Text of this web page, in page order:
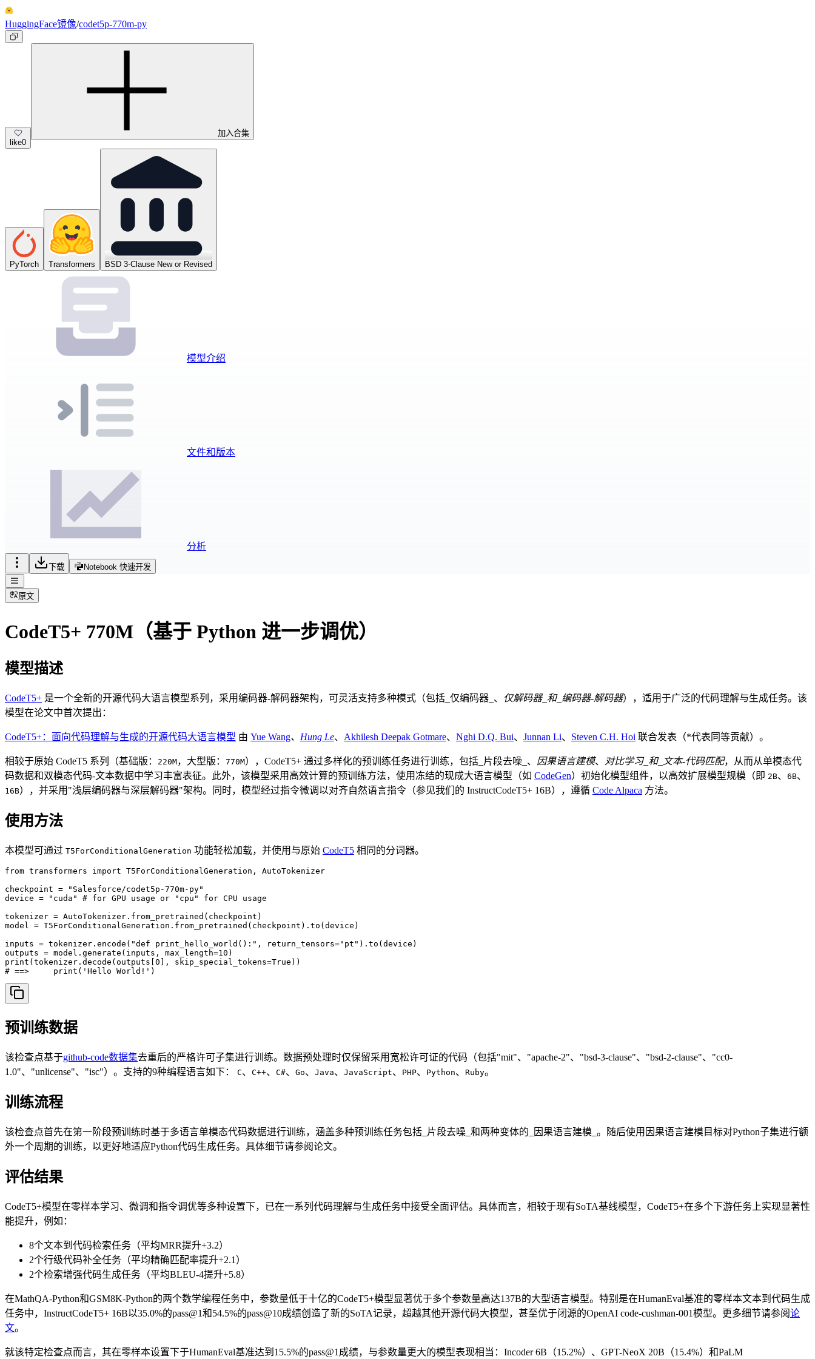
HuggingFace镜像/codet5p-770m-py
like0
加入合集
PyTorch Transformers BSD 3-Clause New or Revised
模型介绍
文件和版本
分析
下载 Notebook 快速开发
原文
CodeT5+ 770M（基于 Python 进一步调优）
模型描述
CodeT5+ 是一个全新的开源代码大语言模型系列，采用编码器-解码器架构，可灵活支持多种模式（包括_仅编码器_、 仅解码器_和_编码器-解码器），适用于广泛的代码理解与生成任务。该
模型在论文中首次提出：
CodeT5+：面向代码理解与生成的开源代码大语言模型 由 Yue Wang、 Hung Le、 Akhilesh Deepak Gotmare、 Nghi D.Q. Bui、 Junnan Li、 Steven C.H. Hoi 联合发表（*代表同等贡献）。
相较于原始 CodeT5 系列（基础版： 220M，大型版： 770M），CodeT5+ 通过多样化的预训练任务进行训练，包括_片段去噪_、 因果语言建模、 对比学习_和_文本-代码匹配，从而从单模态代
码数据和双模态代码-文本数据中学习丰富表征。此外，该模型采用高效计算的预训练方法，使用冻结的现成大语言模型（如 CodeGen）初始化模型组件，以高效扩展模型规模（即 2B、 6B、
16B），并采用"浅层编码器与深层解码器"架构。同时，模型经过指令微调以对齐自然语言指令（参见我们的 InstructCodeT5+ 16B），遵循 Code Alpaca 方法。
使用方法
本模型可通过 T5ForConditionalGeneration 功能轻松加载，并使用与原始 CodeT5 相同的分词器。
from transformers import T5ForConditionalGeneration, AutoTokenizer
checkpoint = "Salesforce/codet5p-770m-py"
device = "cuda" # for GPU usage or "cpu" for CPU usage
tokenizer = AutoTokenizer.from_pretrained(checkpoint)
model = T5ForConditionalGeneration.from_pretrained(checkpoint).to(device)
inputs = tokenizer.encode("def print_hello_world():", return_tensors="pt").to(device)
outputs = model.generate(inputs, max_length=10)
print(tokenizer.decode(outputs[0], skip_special_tokens=True))
# ==>     print('Hello World!')
预训练数据
该检查点基于github-code数据集去重后的严格许可子集进行训练。数据预处理时仅保留采用宽松许可证的代码（包括"mit"、"apache-2"、"bsd-3-clause"、"bsd-2-clause"、"cc0-
1.0"、"unlicense"、"isc"）。支持的9种编程语言如下： C、 C++、 C#、 Go、 Java、 JavaScript、 PHP、 Python、 Ruby。
训练流程
该检查点首先在第一阶段预训练时基于多语言单模态代码数据进行训练，涵盖多种预训练任务包括_片段去噪_和两种变体的_因果语言建模_。随后使用因果语言建模目标对Python子集进行额
外一个周期的训练，以更好地适应Python代码生成任务。具体细节请参阅论文。
评估结果
CodeT5+模型在零样本学习、微调和指令调优等多种设置下，已在一系列代码理解与生成任务中接受全面评估。具体而言，相较于现有SoTA基线模型，CodeT5+在多个下游任务上实现显著性
能提升，例如：
8个文本到代码检索任务（平均MRR提升+3.2）
2个行级代码补全任务（平均精确匹配率提升+2.1）
2个检索增强代码生成任务（平均BLEU-4提升+5.8）
在MathQA-Python和GSM8K-Python的两个数学编程任务中，参数量低于十亿的CodeT5+模型显著优于多个参数量高达137B的大型语言模型。特别是在HumanEval基准的零样本文本到代码生成
任务中，InstructCodeT5+ 16B以35.0%的pass@1和54.5%的pass@10成绩创造了新的SoTA记录，超越其他开源代码大模型，甚至优于闭源的OpenAI code-cushman-001模型。更多细节请参阅论
文。
就该特定检查点而言，其在零样本设置下于HumanEval基准达到15.5%的pass@1成绩，与参数量更大的模型表现相当：Incoder 6B（15.2%）、GPT-NeoX 20B（15.4%）和PaLM